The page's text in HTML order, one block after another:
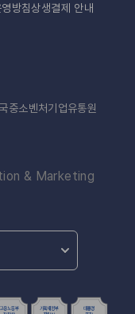
방침상생결제 안내
소벤처기업유통원
& Marketing